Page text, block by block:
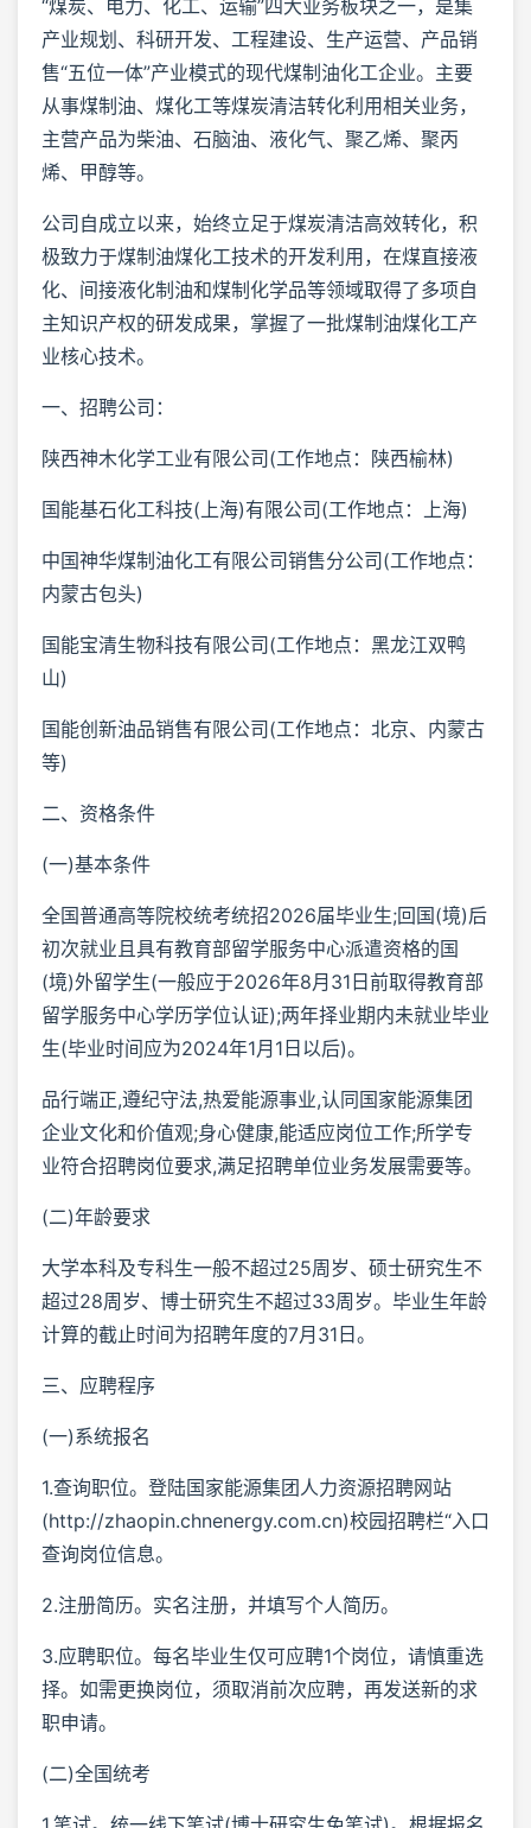
“煤炭、电力、化工、运输”四大业务板块之一，是集
产业规划、科研开发、工程建设、生产运营、产品销
售“五位一体”产业模式的现代煤制油化工企业。主要
从事煤制油、煤化工等煤炭清洁转化利用相关业务，
主营产品为柴油、石脑油、液化气、聚乙烯、聚丙
烯、甲醇等。
公司自成立以来，始终立足于煤炭清洁高效转化，积
极致力于煤制油煤化工技术的开发利用，在煤直接液
化、间接液化制油和煤制化学品等领域取得了多项自
主知识产权的研发成果，掌握了一批煤制油煤化工产
业核心技术。
一、招聘公司：
陕西神木化学工业有限公司(工作地点：陕西榆林)
国能基石化工科技(上海)有限公司(工作地点：上海)
中国神华煤制油化工有限公司销售分公司(工作地点：
内蒙古包头)
国能宝清生物科技有限公司(工作地点：黑龙江双鸭
山)
国能创新油品销售有限公司(工作地点：北京、内蒙古
等)
二、资格条件
(一)基本条件
全国普通高等院校统考统招2026届毕业生;回国(境)后
初次就业且具有教育部留学服务中心派遣资格的国
(境)外留学生(一般应于2026年8月31日前取得教育部
留学服务中心学历学位认证);两年择业期内未就业毕业
生(毕业时间应为2024年1月1日以后)。
品行端正,遵纪守法,热爱能源事业,认同国家能源集团
企业文化和价值观;身心健康,能适应岗位工作;所学专
业符合招聘岗位要求,满足招聘单位业务发展需要等。
(二)年龄要求
大学本科及专科生一般不超过25周岁、硕士研究生不
超过28周岁、博士研究生不超过33周岁。毕业生年龄
计算的截止时间为招聘年度的7月31日。
三、应聘程序
(一)系统报名
1.查询职位。登陆国家能源集团人力资源招聘网站
(http://zhaopin.chnenergy.com.cn)校园招聘栏“入口
查询岗位信息。
2.注册简历。实名注册，并填写个人简历。
3.应聘职位。每名毕业生仅可应聘1个岗位，请慎重选
择。如需更换岗位，须取消前次应聘，再发送新的求
职申请。
(二)全国统考